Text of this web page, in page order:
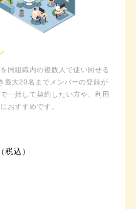
同組織内の複数人で使い回せる
最大20名までメンバーの登録が
一括して契約したい方や、利用
おすすめです。
税込）